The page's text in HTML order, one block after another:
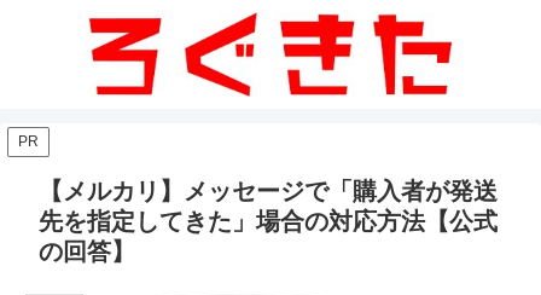
PR
【メルカリ】メッセージで「購入者が発送
先を指定してきた」場合の対応方法【公式
の回答】